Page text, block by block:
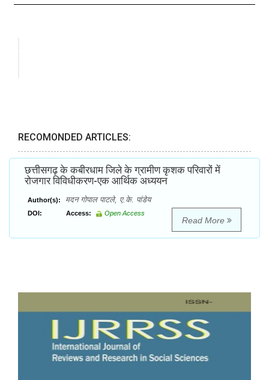
RECOMONDED ARTICLES:
छत्तीसगढ़ के कबीरधाम जिले के ग्रामीण कृशक परिवारों में
रोजगार विविधीकरण-एक आर्थिक अध्ययन
Author(s): मदन गोपाल पाटले, ए.के. पांडेय
DOI: Access: Open Access
Read More